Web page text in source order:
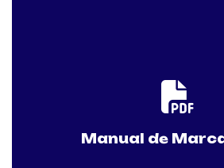
Manual deDescargar